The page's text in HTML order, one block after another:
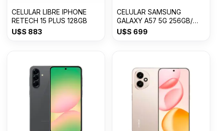
CELULAR LIBRE IPHONE
RETECH 15 PLUS 128GB
U$S 883
CELULAR SAMSUNG
GALAXY A57 5G 256GB/
8GB RAM
U$S 699